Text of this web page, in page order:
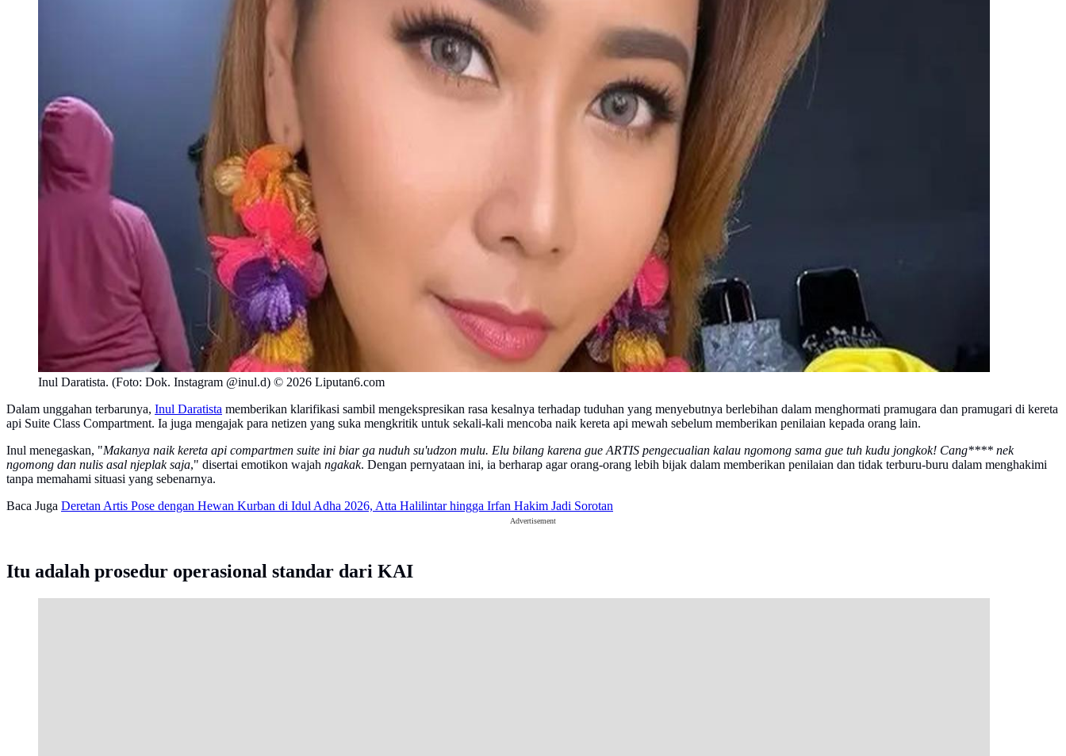
Inul Daratista. (Foto: Dok. Instagram @inul.d) © 2026 Liputan6.com
Dalam unggahan terbarunya, Inul Daratista memberikan klarifikasi sambil mengekspresikan rasa kesalnya terhadap tuduhan yang menyebutnya berlebihan dalam menghormati pramugara dan pramugari di kereta
api Suite Class Compartment. Ia juga mengajak para netizen yang suka mengkritik untuk sekali-kali mencoba naik kereta api mewah sebelum memberikan penilaian kepada orang lain.
Inul menegaskan, "Makanya naik kereta api compartmen suite ini biar ga nuduh su'udzon mulu. Elu bilang karena gue ARTIS pengecualian kalau ngomong sama gue tuh kudu jongkok! Cang**** nek
ngomong dan nulis asal njeplak saja," disertai emotikon wajah ngakak. Dengan pernyataan ini, ia berharap agar orang-orang lebih bijak dalam memberikan penilaian dan tidak terburu-buru dalam menghakimi
tanpa memahami situasi yang sebenarnya.
Baca Juga Deretan Artis Pose dengan Hewan Kurban di Idul Adha 2026, Atta Halilintar hingga Irfan Hakim Jadi Sorotan
Advertisement
Itu adalah prosedur operasional standar dari KAI